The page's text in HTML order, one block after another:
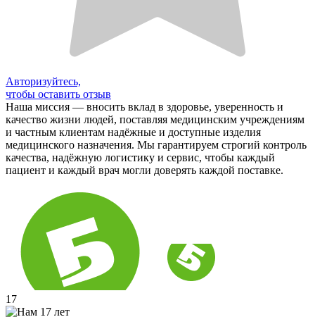
Авторизуйтесь,
чтобы оставить отзыв
Наша миссия — вносить вклад в здоровье, уверенность и
качество жизни людей, поставляя медицинским учреждениям
и частным клиентам надёжные и доступные изделия
медицинского назначения. Мы гарантируем строгий контроль
качества, надёжную логистику и сервис, чтобы каждый
пациент и каждый врач могли доверять каждой поставке.
17